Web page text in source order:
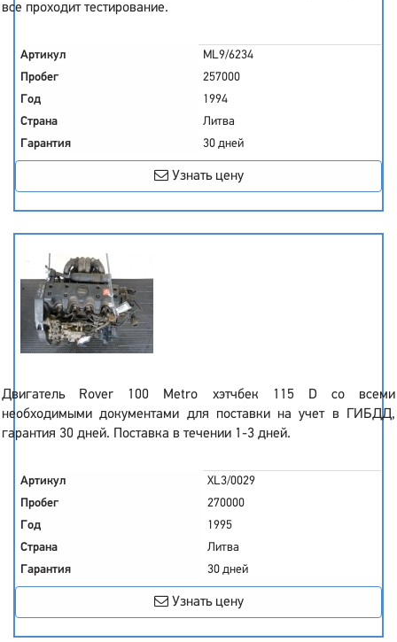
все проходит тестирование.
Артикул
ML9/6234
Пробег
257000
Год
1994
Страна
Литва
Гарантия
30 дней
Узнать цену
Двигатель Rover 100 Metro хэтчбек 115 D со всеми
необходимыми документами для поставки на учет в ГИБДД,
гарантия 30 дней. Поставка в течении 1-3 дней.
Артикул
XL3/0029
Пробег
270000
Год
1995
Страна
Литва
Гарантия
30 дней
Узнать цену